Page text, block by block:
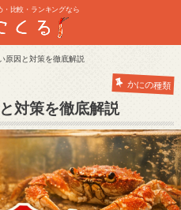
比較・ランキングなら
原因と対策を徹底解説
かにの種類
対策を徹底解説